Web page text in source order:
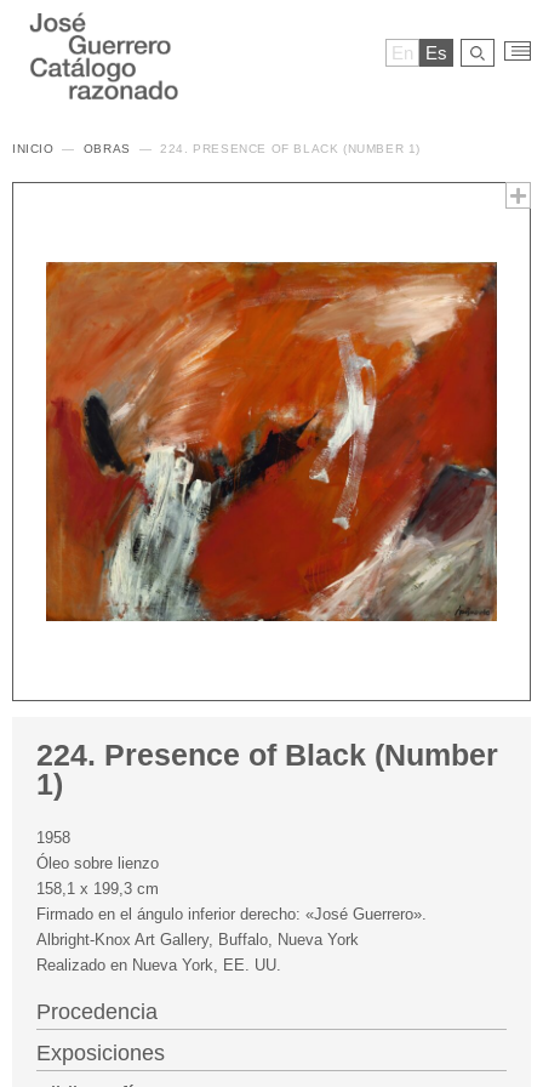
En Es
INICIO OBRAS 224. PRESENCE OF BLACK (NUMBER 1)
224. Presence of Black (Number
1)
1958
Óleo sobre lienzo
158,1 x 199,3 cm
Firmado en el ángulo inferior derecho: «José Guerrero».
Albright-Knox Art Gallery, Buffalo, Nueva York
Realizado en Nueva York, EE. UU.
Procedencia
Exposiciones